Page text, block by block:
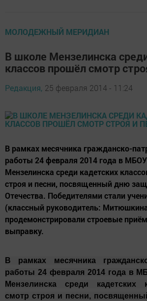
МОЛОДЕЖНЫЙ МЕРИДИАН
В школе Мензелинска
классов прошёл смотр
Редакция, 25 февраля 2014 - 11:24
В рамках месячника гражданско-
работы 24 февраля 2014 года в
Мензелинска среди кадетских
строя и песни, посвященный дню
Отечества. Победителями стали
(классный руководитель:
продемонстрировали строевые
выправку.
В рамках месячника
работы 24 февраля 2014 года в
Мензелинска среди кадетских
смотр строя и песни,